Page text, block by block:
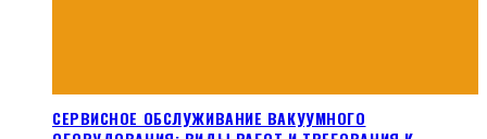
СЕРВИСНОЕ ОБСЛУЖИВАНИЕ ВАКУУМНОГО